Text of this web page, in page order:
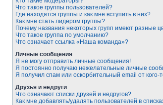
Что такое группы пользователей?
Где находятся группы и как мне вступить в них?
Как мне стать лидером группы?
Почему названия некоторых групп имеют разные
Что такое группа по умолчанию?
Что означает ссылка «Наша команда»?
Личные сообщения
Я не могу отправить личные сообщения!
Я постоянно получаю нежелательные личные
Я получил спам или оскорбительный email от кого-
Друзья и недруги
Что означают списки друзей и недругов?
Как мне добавлять/удалять пользователей в